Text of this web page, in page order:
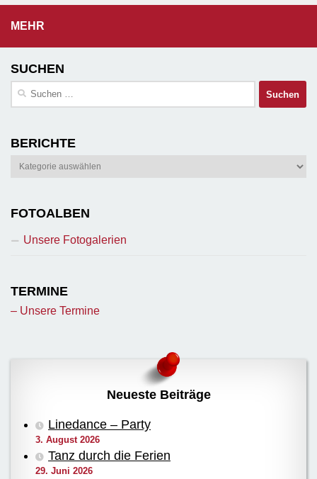
MEHR
SUCHEN
Suchen
BERICHTE
Berichte
FOTOALBEN
Unsere Fotogalerien
TERMINE
– Unsere Termine
Neueste Beiträge
Linedance – Party
3. August 2026
Tanz durch die Ferien
29. Juni 2026